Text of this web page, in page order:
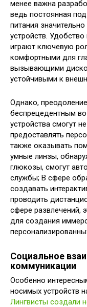
менее важна
ведь постоянная
питания
устройств.
играют ключевую
комфортными для
вызывающими
устойчивыми к
Однако,
беспрецедентным
устройства смогут
предоставлять
также оказывать
умные линзы,
глюкозы, смогут
службы; В сфере
создавать
проводить
сфере развлечений,
для создания
Социальное
коммуникации
Особенно
носимых устройств
Лингвисты создали